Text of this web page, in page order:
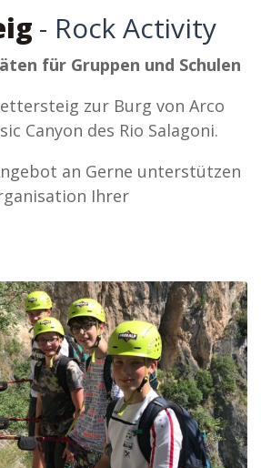
- Rock Activity
für Gruppen und Schulen
zur Burg von Arco
Canyon des Rio Salagoni.
an Gerne unterstützen
Ihrer